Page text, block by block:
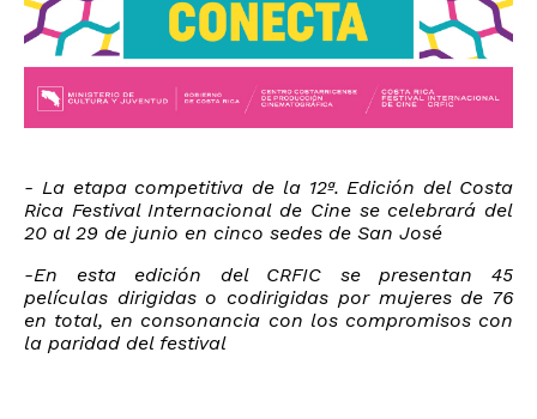
- La etapa competitiva de la 12ª. Edición del Costa
Rica Festival Internacional de Cine se celebrará del
20 al 29 de junio en cinco sedes de San José
-En esta edición del CRFIC se presentan 45
películas dirigidas o codirigidas por mujeres de 76
en total, en consonancia con los compromisos con
la paridad del festival